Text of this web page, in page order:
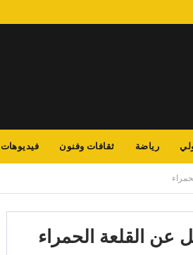
رياضة ثقافات وفنون فيديوهات
عن القلعة الحمراء